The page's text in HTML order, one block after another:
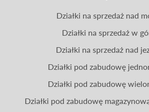
Działki na sprzedaż nad
Działki na sprzedaż w
Działki na sprzedaż nad
Działki pod zabudowę
Działki pod zabudowę
Działki pod zabudowę